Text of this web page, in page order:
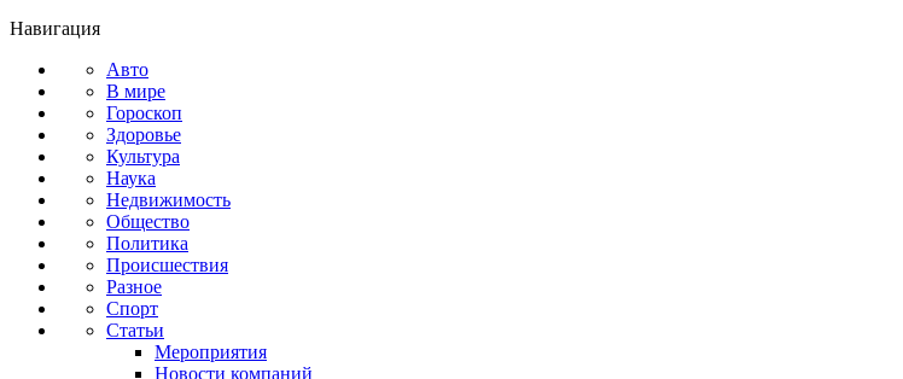
Навигация
Авто
В мире
Гороскоп
Здоровье
Культура
Наука
Недвижимость
Общество
Политика
Происшествия
Разное
Спорт
Статьи
Мероприятия
Новости компаний